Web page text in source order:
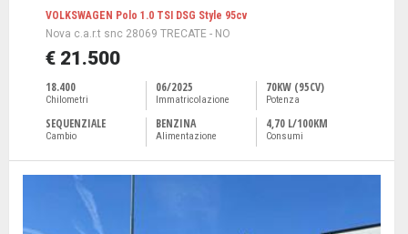
VOLKSWAGEN Polo 1.0 TSI DSG Style 95cv
Nova c.a.r.t snc 28069 TRECATE - NO
€ 21.500
18.400
Chilometri
06/2025
Immatricolazione
70KW (95CV)
Potenza
SEQUENZIALE
Cambio
BENZINA
Alimentazione
4,70 L/100KM
Consumi